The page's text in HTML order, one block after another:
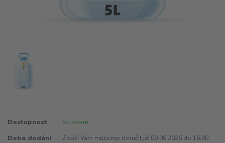
Dostupnost Skladem
Doba dodání
Zboží Vám můžeme doručit již 09.08.2026 do 16:00.